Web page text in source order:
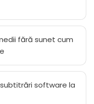
fără sunet cum
software la